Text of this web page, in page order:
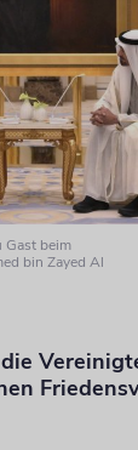
Gast beim
bin Zayed Al